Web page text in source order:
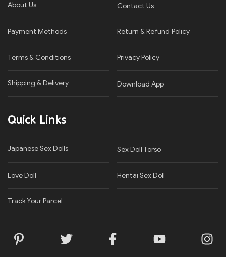
About Us Contact Us
Payment Methods Return & Refund Policy
Terms & Conditions Privacy Policy​
Shipping & Delivery Download App
Quick Links
Japanese Sex Dolls Sex Doll Torso
Love Doll Hentai Sex Doll
Track Your Parcel